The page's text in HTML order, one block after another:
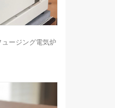
ュージング電気炉